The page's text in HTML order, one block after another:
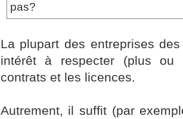
pas?
La plupart des entreprises
intérêt à respecter (plus
contrats et les licences.
Autrement, il suffit (par